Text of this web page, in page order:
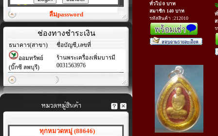
ลืมpassword
ช่องทางชำระเงิน
ธนาคาร(สาขา)
ชื่อบัญชี,เลขที่
ออมทรัพย์
(บิ๊กซี ลพบุรี)
ร้านพระเครื่องเพิ่มบารมี
0031563976
ทุกหมวดหมู่ (88646)
ทั่วไป 0 บาท
สมาชิก 140 บาท
รหัสสินค้า :212010